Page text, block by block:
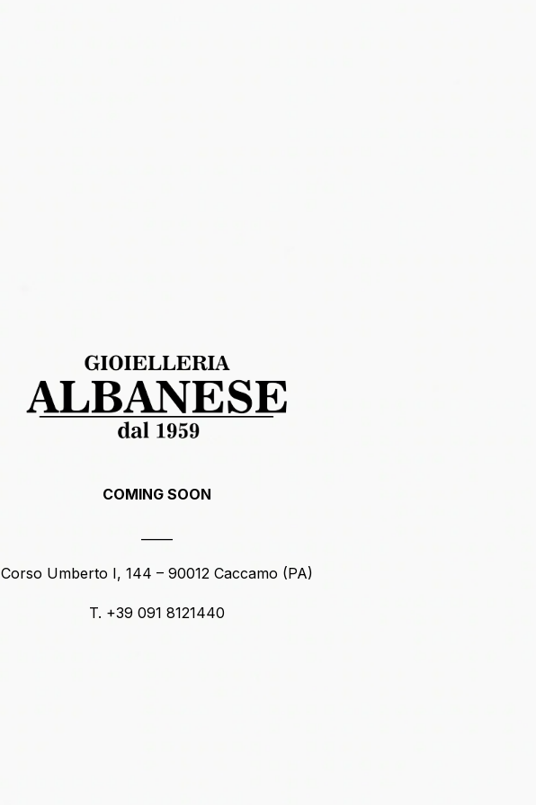
COMING SOON
Corso Umberto I, 144 – 90012 Caccamo (PA)
T. +39 091 8121440